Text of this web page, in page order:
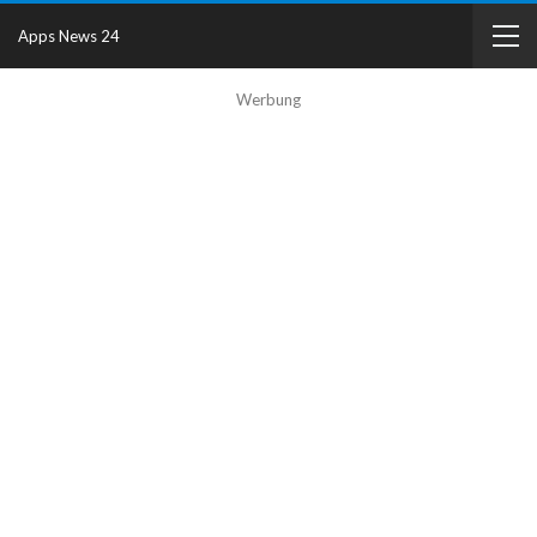
Werbung
Apps News 24